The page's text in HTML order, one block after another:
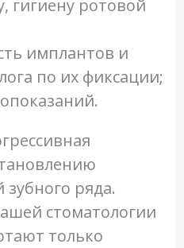
гигиену ротовой
имплантов и
по их фиксации;
ряда.
стоматологии
только